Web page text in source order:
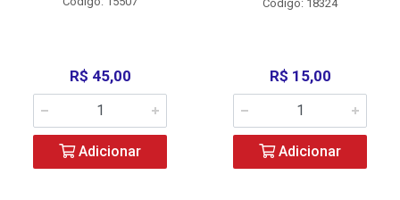
R$ 45,00
Adicionar
Código: 18324
R$ 15,00
Adicionar